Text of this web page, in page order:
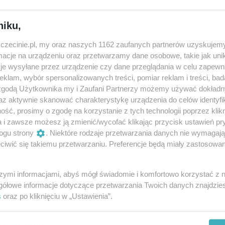
cyklu biografii znanych nieżyjących artystów polskiej
piosenki tym razem nasi widzowie usłyszą
Muzy oraz zaproszonych gościnnie artystów:
my oraz naszych 1162 zaufanych partnerów
na urządzeniu oraz przetwarzamy dane osobowe, takie jak
wysyłane przez urządzenie czy dane przeglądania w celu
wybór spersonalizowanych treści, pomiar reklam i treści,
Użytkownika my i Zaufani Partnerzy możemy używać
aktywnie skanować charakterystykę urządzenia do celów
prosimy o zgodę na korzystanie z tych technologii poprzez
i zawsze możesz ją zmienić/wycofać klikając przycisk ustawień
strony
. Niektóre rodzaje przetwarzania danych nie
się takiemu przetwarzaniu. Preferencje będą miały
informacjami, abyś mógł świadomie i komfortowo korzystać z
informacje dotyczące przetwarzania Twoich danych
oraz po kliknięciu w „Ustawienia”.